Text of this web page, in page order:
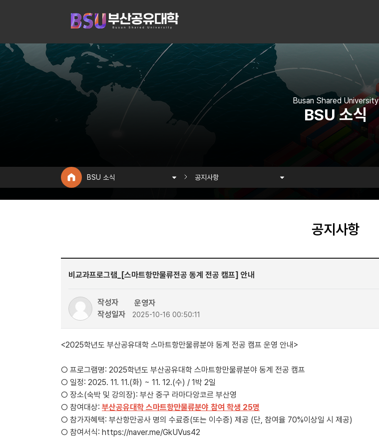
Busan Shared University
BSU 소식
BSU 소식 공지사항
공지사항
비교과프로그램_[스마트항만물류전공 동계 전공 캠프] 안내
작성자
운영자
작성일자
2025-10-16 00:50:11
<2025학년도 부산공유대학 스마트항만물류분야 동계 전공 캠프 운영 안내>
○ 프로그램명: 2025학년도 부산공유대학 스마트항만물류분야 동계 전공 캠프
○ 일정: 2025. 11. 11.(화) ~ 11. 12.(수) / 1박 2일
○ 장소(숙박 및 강의장): 부산 중구 라마다앙코르 부산영
○ 참여대상: 부산공유대학 스마트항만물류분야 참여 학생 25명
○ 참가자혜택: 부산항만공사 명의 수료증(또는 이수증) 제공 (단, 참여율 70%이상일 시 제공)
○ 참여서식: https://naver.me/GkUVus42